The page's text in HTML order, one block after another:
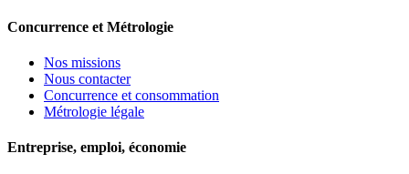
Concurrence et Métrologie
Nos missions
Nous contacter
Concurrence et consommation
Métrologie légale
Entreprise, emploi, économie